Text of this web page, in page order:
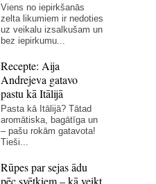
Viens no iepirkšanās
zelta likumiem ir nedoties
uz veikalu izsalkušam un
bez iepirkumu...
Recepte: Aija
Andrejeva gatavo
pastu kā Itālijā
Pasta kā Itālijā? Tātad
aromātiska, bagātīga un
– pašu rokām gatavota!
Tieši...
Rūpes par sejas ādu
pēc svētkiem – kā veikt